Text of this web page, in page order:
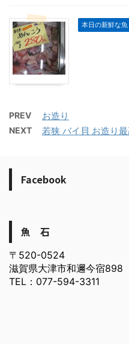
本日の新鮮な魚
PREV お造り
NEXT 若狭 バイ貝 お造り最
Facebook
魚 石
〒520-0524
滋賀県大津市和邇今宿898
TEL：077-594-3311